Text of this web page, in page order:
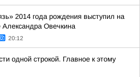
2014 года рождения выступил на
Александра Овечкина
20:12
одной строкой. Главное к этому